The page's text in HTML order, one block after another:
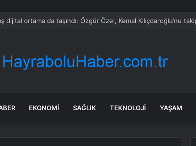
‘yasak aşk’ açıklaması: Hukuki yollara başvuruyor
EKONOMI SAĞLIK TEKNOLOJI YAŞAM